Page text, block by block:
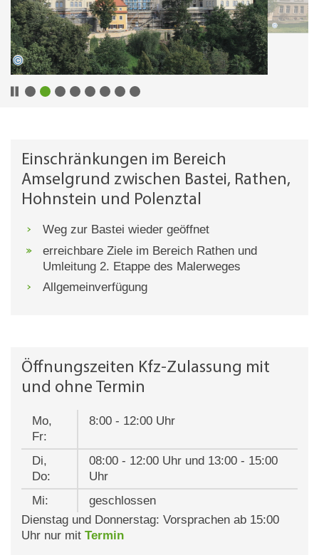
Einschränkungen im Bereich
Amselgrund zwischen Bastei, Rathen,
Hohnstein und Polenztal
Weg zur Bastei wieder geöffnet
erreichbare Ziele im Bereich Rathen und
Umleitung 2. Etappe des Malerweges
Allgemeinverfügung
Öffnungszeiten Kfz-Zulassung mit
und ohne Termin
Mo,
Fr:
8:00 - 12:00 Uhr
Di,
Do:
08:00 - 12:00 Uhr und 13:00 - 15:00
Uhr
Mi:
geschlossen
Dienstag und Donnerstag: Vorsprachen ab 15:00
Uhr nur mit Termin